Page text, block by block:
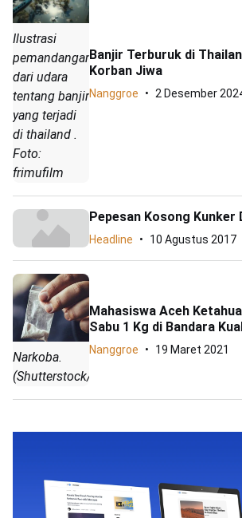
Ilustrasi
pemandangan
dari udara
tentang banjir
yang terjadi
di thailand .
Foto:
frimufilm
Banjir Terburuk di
Korban Jiwa
Nanggroe 2 Desember
Pepesan Kosong Kunker
Headline 10 Agustus 2017
Narkoba.
(Shutterstock/ar)
Mahasiswa Aceh
Sabu 1 Kg di Bandara
Nanggroe 19 Maret 2021